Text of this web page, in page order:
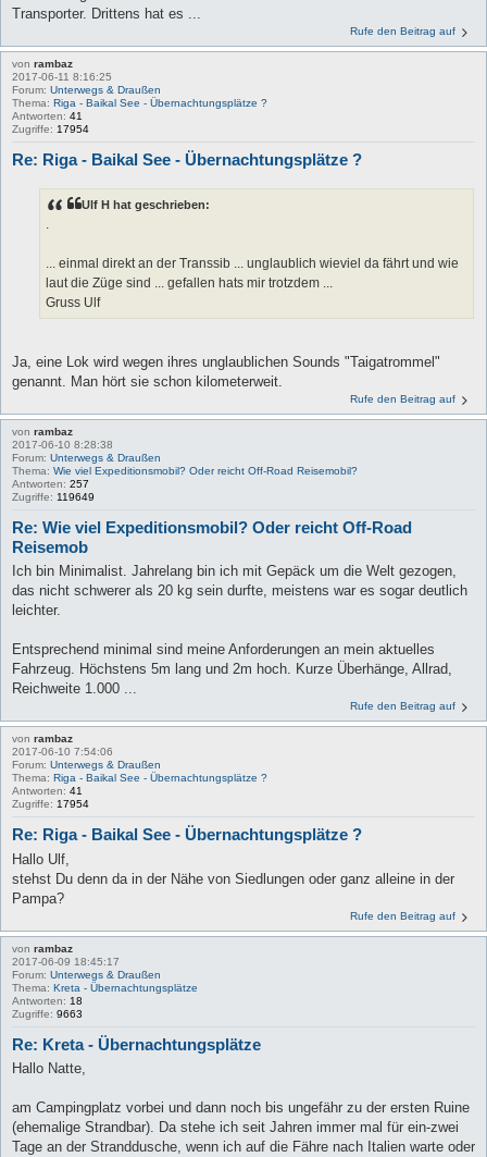
Transporter. Drittens hat es ...
Rufe den Beitrag auf
von rambaz
2017-06-11 8:16:25
Forum: Unterwegs & Draußen
Thema: Riga - Baikal See - Übernachtungsplätze ?
Antworten: 41
Zugriffe: 17954
Re: Riga - Baikal See - Übernachtungsplätze ?
Ulf H hat geschrieben:
.
... einmal direkt an der Transsib ... unglaublich wieviel da fährt und wie
laut die Züge sind ... gefallen hats mir trotzdem ...
Gruss Ulf
Ja, eine Lok wird wegen ihres unglaublichen Sounds "Taigatrommel"
genannt. Man hört sie schon kilometerweit.
Rufe den Beitrag auf
von rambaz
2017-06-10 8:28:38
Forum: Unterwegs & Draußen
Thema: Wie viel Expeditionsmobil? Oder reicht Off-Road Reisemobil?
Antworten: 257
Zugriffe: 119649
Re: Wie viel Expeditionsmobil? Oder reicht Off-Road
Reisemob
Ich bin Minimalist. Jahrelang bin ich mit Gepäck um die Welt gezogen,
das nicht schwerer als 20 kg sein durfte, meistens war es sogar deutlich
leichter.
Entsprechend minimal sind meine Anforderungen an mein aktuelles
Fahrzeug. Höchstens 5m lang und 2m hoch. Kurze Überhänge, Allrad,
Reichweite 1.000 ...
Rufe den Beitrag auf
von rambaz
2017-06-10 7:54:06
Forum: Unterwegs & Draußen
Thema: Riga - Baikal See - Übernachtungsplätze ?
Antworten: 41
Zugriffe: 17954
Re: Riga - Baikal See - Übernachtungsplätze ?
Hallo Ulf,
stehst Du denn da in der Nähe von Siedlungen oder ganz alleine in der
Pampa?
Rufe den Beitrag auf
von rambaz
2017-06-09 18:45:17
Forum: Unterwegs & Draußen
Thema: Kreta - Übernachtungsplätze
Antworten: 18
Zugriffe: 9663
Re: Kreta - Übernachtungsplätze
Hallo Natte,
am Campingplatz vorbei und dann noch bis ungefähr zu der ersten Ruine
(ehemalige Strandbar). Da stehe ich seit Jahren immer mal für ein-zwei
Tage an der Stranddusche, wenn ich auf die Fähre nach Italien warte oder